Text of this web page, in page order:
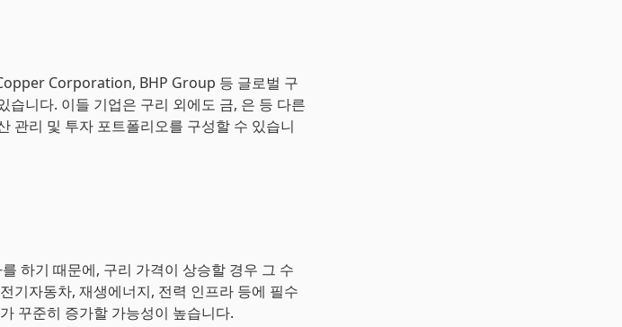
Corporation, BHP Group 등 글로벌 구
습니다. 이들 기업은 구리 외에도 금, 은 등 다른
관리 및 투자 포트폴리오를 구성할 수 있습니
하기 때문에, 구리 가격이 상승할 경우 그 수
기자동차, 재생에너지, 전력 인프라 등에 필수
꾸준히 증가할 가능성이 높습니다.